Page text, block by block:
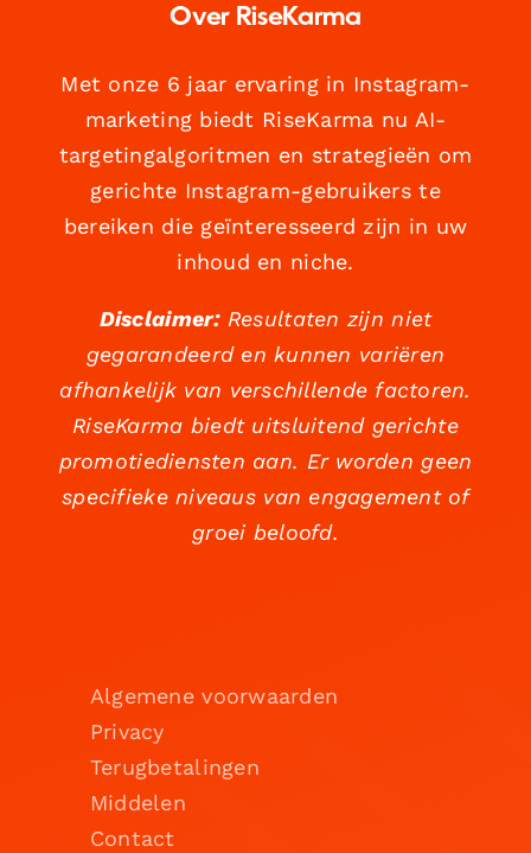
Over RiseKarma
Met onze 6 jaar ervaring in Instagram-
marketing biedt RiseKarma nu AI-
targetingalgoritmen en strategieën om
gerichte Instagram-gebruikers te
bereiken die geïnteresseerd zijn in uw
inhoud en niche.
Disclaimer:Resultaten zijn niet
gegarandeerd en kunnen variëren
afhankelijk van verschillende factoren.
RiseKarma biedt uitsluitend gerichte
promotiediensten aan. Er worden geen
specifieke niveaus van engagement of
groei beloofd.
Algemene voorwaarden
Privacy
Terugbetalingen
Middelen
Contact